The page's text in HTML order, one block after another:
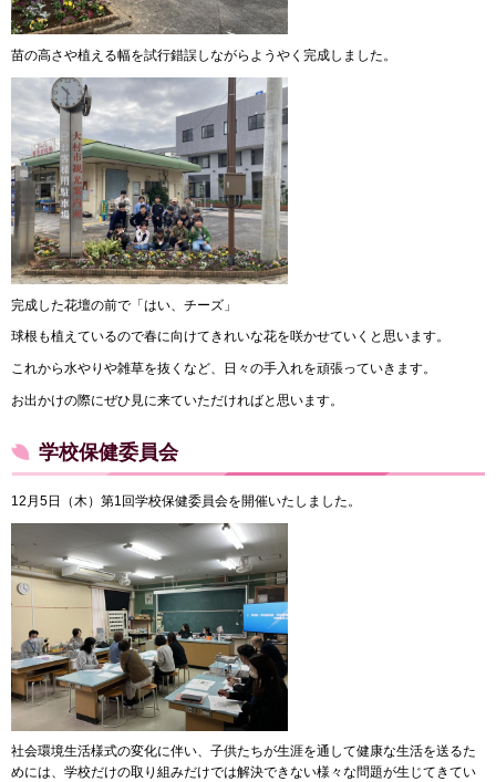
苗の高さや植える幅を試行錯誤しながらようやく完成しました。
完成した花壇の前で「はい、チーズ」
球根も植えているので春に向けてきれいな花を咲かせていくと思います。
これから水やりや雑草を抜くなど、日々の手入れを頑張っていきます。
お出かけの際にぜひ見に来ていただければと思います。
学校保健委員会
12月5日（木）第1回学校保健委員会を開催いたしました。
社会環境生活様式の変化に伴い、子供たちが生涯を通して健康な生活を送るた
めには、学校だけの取り組みだけでは解決できない様々な問題が生じてきてい